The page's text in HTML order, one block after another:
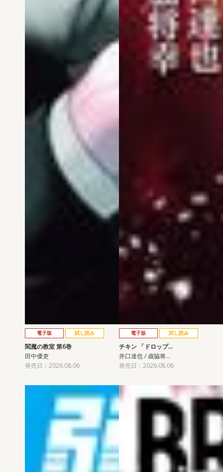
電子版 試し読み
閻魔の教室 第6巻
田中優吏
発売日：2026.08.06
電子版 試し読み
チキン 「ドロップ…
井口達也 / 歳脇将…
発売日：2026.08.06